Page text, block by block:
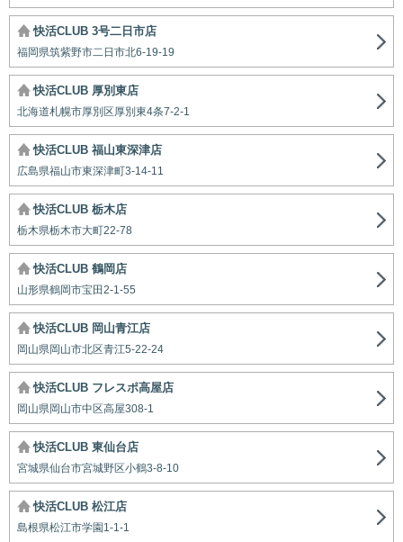
快活CLUB 3号二日市店
福岡県筑紫野市二日市北6-19-19
快活CLUB 厚別東店
北海道札幌市厚別区厚別東4条7-2-1
快活CLUB 福山東深津店
広島県福山市東深津町3-14-11
快活CLUB 栃木店
栃木県栃木市大町22-78
快活CLUB 鶴岡店
山形県鶴岡市宝田2-1-55
快活CLUB 岡山青江店
岡山県岡山市北区青江5-22-24
快活CLUB フレスポ高屋店
岡山県岡山市中区高屋308-1
快活CLUB 東仙台店
宮城県仙台市宮城野区小鶴3-8-10
快活CLUB 松江店
島根県松江市学園1-1-1